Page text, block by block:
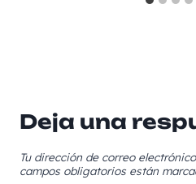
Deja una
Tu dirección de correo
campos obligatorios están